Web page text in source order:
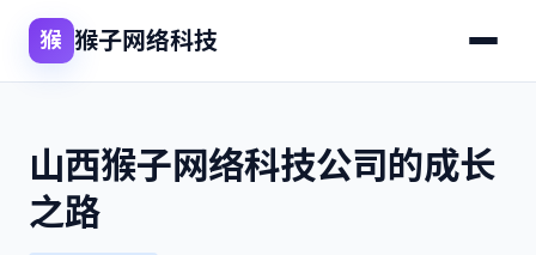
猴 猴子网络科技
山西猴子网络科技公司的成长
之路